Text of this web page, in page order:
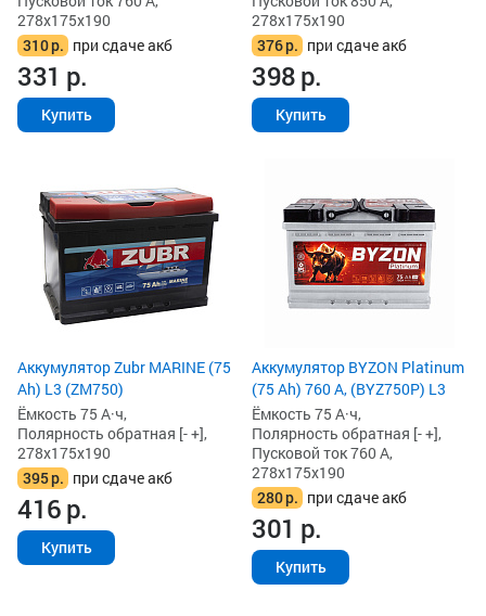
278x175x190
310р. при сдаче акб
331 р.
Купить
278x175x190
376р. при сдаче акб
398р.
Купить
Аккумулятор Zubr MARINE (75
Ah) L3 (ZM750)
Ёмкость 75 А·ч,
Полярность обратная [- +],
278x175x190
395р. при сдаче акб
416р.
Купить
Аккумулятор BYZON Platinum
(75 Ah) 760 А, (BYZ750P) L3
Ёмкость 75 А·ч,
Полярность обратная [- +],
Пусковой ток 760 А,
278x175x190
280р. при сдаче акб
301 р.
Купить